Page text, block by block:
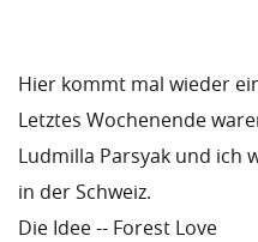
Hier kommt mal wieder
Letztes Wochenende
Ludmilla Parsyak und ich
in der Schweiz.
Die Idee -- Forest Love